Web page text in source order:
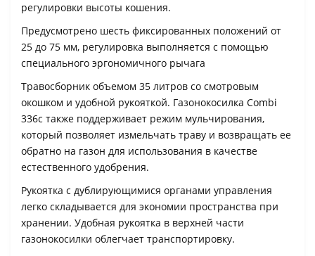
регулировки высоты кошения.
Предусмотрено шесть фиксированных положений от
25 до 75 мм, регулировка выполняется с помощью
специального эргономичного рычага
Травосборник объемом 35 литров со смотровым
окошком и удобной рукояткой. Газонокосилка Combi
336c также поддерживает режим мульчирования,
который позволяет измельчать траву и возвращать ее
обратно на газон для использования в качестве
естественного удобрения.
Рукоятка с дублирующимися органами управления
легко складывается для экономии пространства при
хранении. Удобная рукоятка в верхней части
газонокосилки облегчает транспортировку.